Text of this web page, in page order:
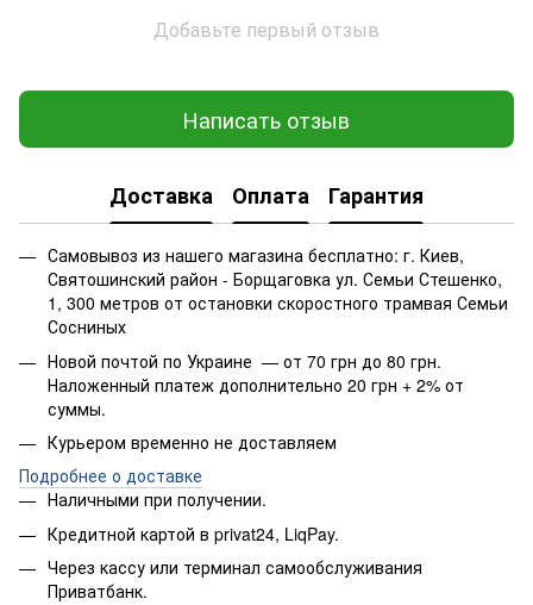
Добавьте первый отзыв
Написать отзыв
Доставка Оплата Гарантия
Самовывоз из нашего магазина бесплатно: г. Киев,
Святошинский район - Борщаговка ул. Семьи Стешенко,
1, 300 метров от остановки скоростного трамвая Семьи
Сосниных
Новой почтой по Украине — от 70 грн до 80 грн.
Наложенный платеж дополнительно 20 грн + 2% от
суммы.
Курьером временно не доставляем
Подробнее о доставке
Наличными при получении.
Кредитной картой в privat24, LiqPay.
Через кассу или терминал самообслуживания
Приватбанк.